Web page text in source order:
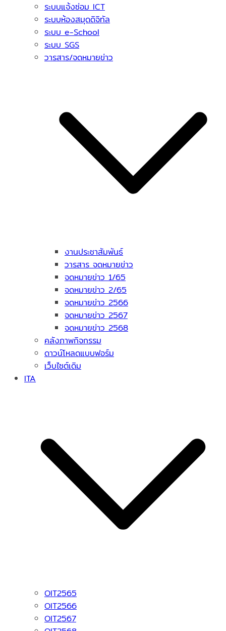
ระบบแจ้งซ่อม ICT
ระบบห้องสมุดดิจิทัล
ระบบ e-School
ระบบ SGS
วารสาร/จดหมายข่าว
งานประชาสัมพันธ์
วารสาร จดหมายข่าว
จดหมายข่าว 1/65
จดหมายข่าว 2/65
จดหมายข่าว 2566
จดหมายข่าว 2567
จดหมายข่าว 2568
คลังภาพกิจกรรม
ดาวน์โหลดแบบฟอร์ม
เว็บไซต์เดิม
ITA
OIT2565
OIT2566
OIT2567